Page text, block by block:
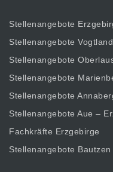
Stellenangebote
Stellenangebote Vogtland
Stellenangebote
Stellenangebote
Stellenangebote
Stellenangebote Aue –
Fachkräfte Erzgebirge
Stellenangebote